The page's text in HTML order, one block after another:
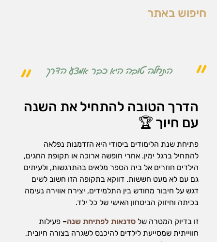
חיפוש באתר
התחלה טובה היא כבר אמצע הדרך
הדרך הטובה להתחיל את השנה
עם חיוך 🏆
פתיחת שנת הלימודים ביסודי היא הזדמנות נפלאה
להתחיל ברגל ימין. אחרי חופשה ארוכה או תקופת החגים,
הילדים חוזרים אל בית הספר מלאים בהתרגשות, ולעיתים
גם עם לא מעט חששות. דווקא בתקופה הזו חשוב לשים
דגש על חיבור מחודש בין התלמידים, יצירת אווירה נעימה
בכיתה וחיזוק הביטחון האישי של כל ילד.
זו בדיוק המטרה של סדנאות לפתיחת שנה– פעילות
חווייתית שמסייעת לילדים להיכנס לשגרה בצורה חיובית,